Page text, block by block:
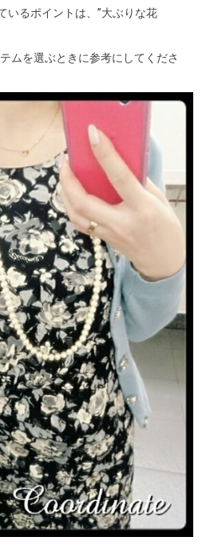
いるポイントは、”大ぶりな花
ムを選ぶときに参考にしてくださ